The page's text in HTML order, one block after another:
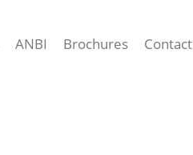
ANBI Brochures Contact